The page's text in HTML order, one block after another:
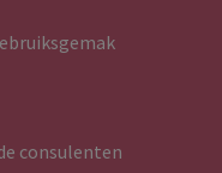
consulenten